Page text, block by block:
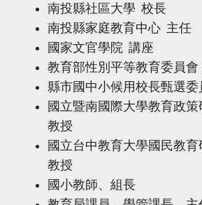
南投縣社區大學 校長
南投縣家庭教育中心 主任
國家文官學院 講座
教育部性別平等教育委員
縣市國中小候用校長甄選委
國立暨南國際大學教育政
教授
國立台中教育大學國民教
教授
國小教師、組長